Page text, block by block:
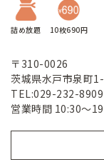
詰め放題 10枚690円
〒310-0026
茨城県水戸市泉町
TEL:029-232-8909
営業時間 10:30～